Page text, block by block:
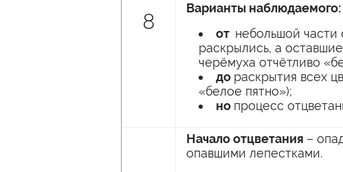
8
Варианты наблюдаемого:
от небольшой части
раскрылись, а
черёмуха отчётливо
до раскрытия всех
«белое пятно»);
но процесс
Начало отцветания –
опавшими лепестками.